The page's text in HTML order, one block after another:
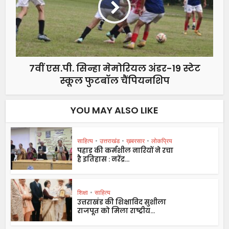
7वीं एस.पी. सिन्हा मेमोरियल अंडर-19 स्टेट
स्कूल फुटबॉल चैंपियनशिप
YOU MAY ALSO LIKE
साहित्य • उत्तराखंड • ख़बरसार • लोकप्रिय
पहाड़ की कर्मशील नारियों ने रचा
है इतिहास : नरेंद्र...
शिक्षा • साहित्य
उत्तराखंड की शिक्षाविद सुशीला
राजपूत को मिला राष्ट्रीय...